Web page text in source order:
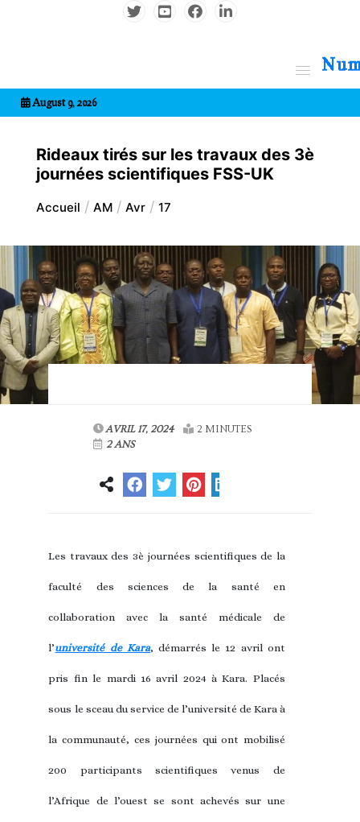
August 9, 2026
Rideaux tirés sur les travaux des 3è
journées scientifiques FSS-UK
Accueil AM Avr 17
AVRIL 17, 2024
2 MINUTES
2 ANS
Les travaux des 3è journées scientifiques de la
faculté des sciences de la santé en
collaboration avec la santé médicale de
l’université de Kara, démarrés le 12 avril ont
pris fin le mardi 16 avril 2024 à Kara. Placés
sous le sceau du service de l’université de Kara à
la communauté, ces journées qui ont mobilisé
200 participants scientifiques venus de
l’Afrique de l’ouest se sont achevés sur une